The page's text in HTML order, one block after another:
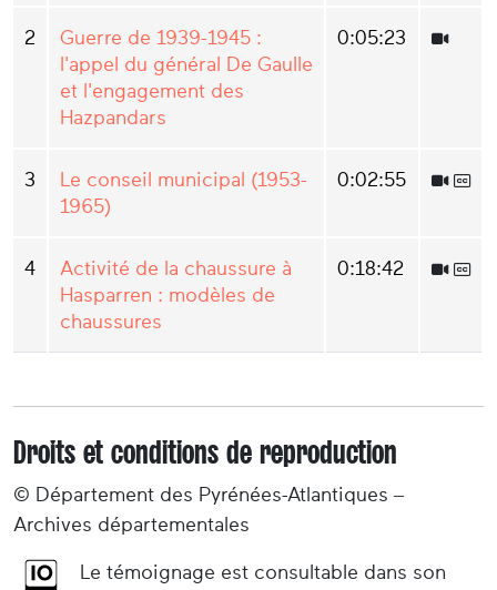
2
Guerre de 1939-1945 :
l'appel du général De Gaulle
et l'engagement des
Hazpandars
0:05:23
3
Le conseil municipal (1953-
1965)
0:02:55
4
Activité de la chaussure à
Hasparren : modèles de
chaussures
0:18:42
Droits et conditions de reproduction
© Département des Pyrénées-Atlantiques –
Archives départementales
Le témoignage est consultable dans son